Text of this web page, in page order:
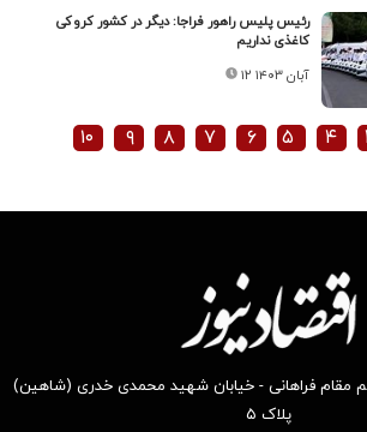
رئیس پلیس راهور فراجا: دیگر در کشور کروکی
کاغذی نداریم
۱۲ آبان ۱۴۰۳
۴ ۵ ۶ ۷ ۸ ۹ ۱۰
مقام فراهانی - خیابان شهید محمدی خدری (شاهین)
پلاک ۵